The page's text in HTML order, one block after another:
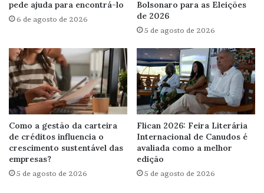
pede ajuda para encontrá-lo
6 de agosto de 2026
Bolsonaro para as Eleições
de 2026
5 de agosto de 2026
Como a gestão da carteira
de créditos influencia o
crescimento sustentável das
empresas?
5 de agosto de 2026
Flican 2026: Feira Literária
Internacional de Canudos é
avaliada como a melhor
edição
5 de agosto de 2026